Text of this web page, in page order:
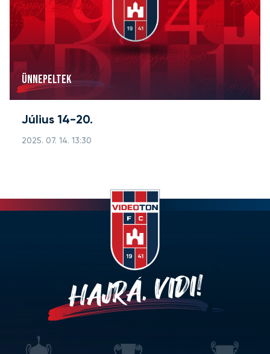
ÜNNEPELTEK
Július 14-20.
2025. 07. 14. 13:30
HAJRÁ, VIDI!